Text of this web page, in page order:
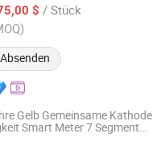
$ / Stück
2007
Gelb Gemeinsame Kathode
Smart Meter 7 Segment
Co., Ltd.